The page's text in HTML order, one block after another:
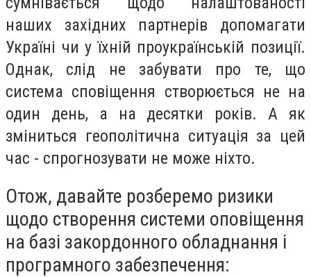
наших західних партнерів допомагати
Україні чи у їхній проукраїнській позиції.
Однак, слід не забувати про те, що
система сповіщення створюється не на
один день, а на десятки років. А як
зміниться геополітична ситуація за цей
час - спрогнозувати не може ніхто.
Отож, давайте розберемо ризики
щодо створення системи оповіщення
на базі закордонного обладнання і
програмного забезпечення: